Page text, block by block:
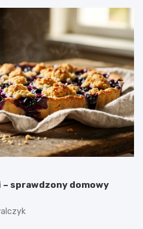
sprawdzony domowy